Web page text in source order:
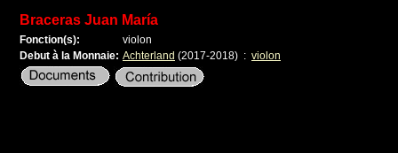
Braceras Juan María
Fonction(s):
violon
Debut à la Monnaie: Achterland (2017-2018) : violon